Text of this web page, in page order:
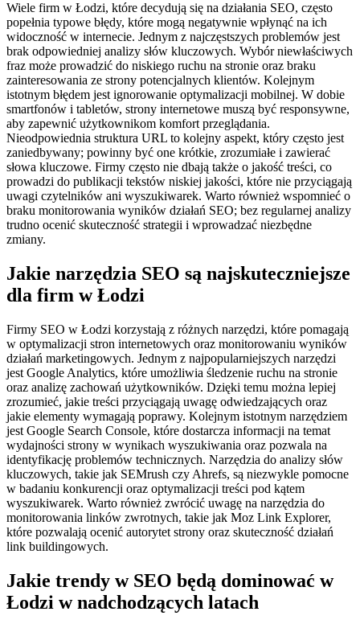
Wiele firm w Łodzi, które decydują się na działania SEO, często
popełnia typowe błędy, które mogą negatywnie wpłynąć na ich
widoczność w internecie. Jednym z najczęstszych problemów jest
brak odpowiedniej analizy słów kluczowych. Wybór niewłaściwych
fraz może prowadzić do niskiego ruchu na stronie oraz braku
zainteresowania ze strony potencjalnych klientów. Kolejnym
istotnym błędem jest ignorowanie optymalizacji mobilnej. W dobie
smartfonów i tabletów, strony internetowe muszą być responsywne,
aby zapewnić użytkownikom komfort przeglądania.
Nieodpowiednia struktura URL to kolejny aspekt, który często jest
zaniedbywany; powinny być one krótkie, zrozumiałe i zawierać
słowa kluczowe. Firmy często nie dbają także o jakość treści, co
prowadzi do publikacji tekstów niskiej jakości, które nie przyciągają
uwagi czytelników ani wyszukiwarek. Warto również wspomnieć o
braku monitorowania wyników działań SEO; bez regularnej analizy
trudno ocenić skuteczność strategii i wprowadzać niezbędne
zmiany.
Jakie narzędzia SEO są najskuteczniejsze
dla firm w Łodzi
Firmy SEO w Łodzi korzystają z różnych narzędzi, które pomagają
w optymalizacji stron internetowych oraz monitorowaniu wyników
działań marketingowych. Jednym z najpopularniejszych narzędzi
jest Google Analytics, które umożliwia śledzenie ruchu na stronie
oraz analizę zachowań użytkowników. Dzięki temu można lepiej
zrozumieć, jakie treści przyciągają uwagę odwiedzających oraz
jakie elementy wymagają poprawy. Kolejnym istotnym narzędziem
jest Google Search Console, które dostarcza informacji na temat
wydajności strony w wynikach wyszukiwania oraz pozwala na
identyfikację problemów technicznych. Narzędzia do analizy słów
kluczowych, takie jak SEMrush czy Ahrefs, są niezwykle pomocne
w badaniu konkurencji oraz optymalizacji treści pod kątem
wyszukiwarek. Warto również zwrócić uwagę na narzędzia do
monitorowania linków zwrotnych, takie jak Moz Link Explorer,
które pozwalają ocenić autorytet strony oraz skuteczność działań
link buildingowych.
Jakie trendy w SEO będą dominować w
Łodzi w nadchodzących latach